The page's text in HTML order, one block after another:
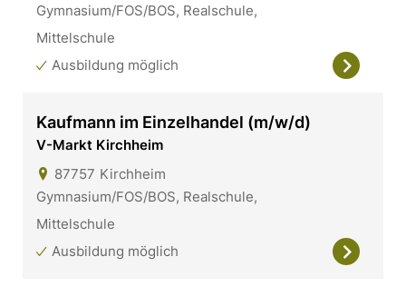
Gymnasium/FOS/BOS, Realschule,
Mittelschule
Ausbildung möglich
Kaufmann im Einzelhandel (m/w/d)
V-Markt Kirchheim
87757 Kirchheim
Gymnasium/FOS/BOS, Realschule,
Mittelschule
Ausbildung möglich